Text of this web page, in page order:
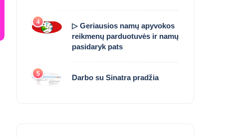
4
▷ Geriausios namų apyvokos
reikmenų parduotuvės ir namų
pasidaryk pats
5 Darbo su Sinatra pradžia